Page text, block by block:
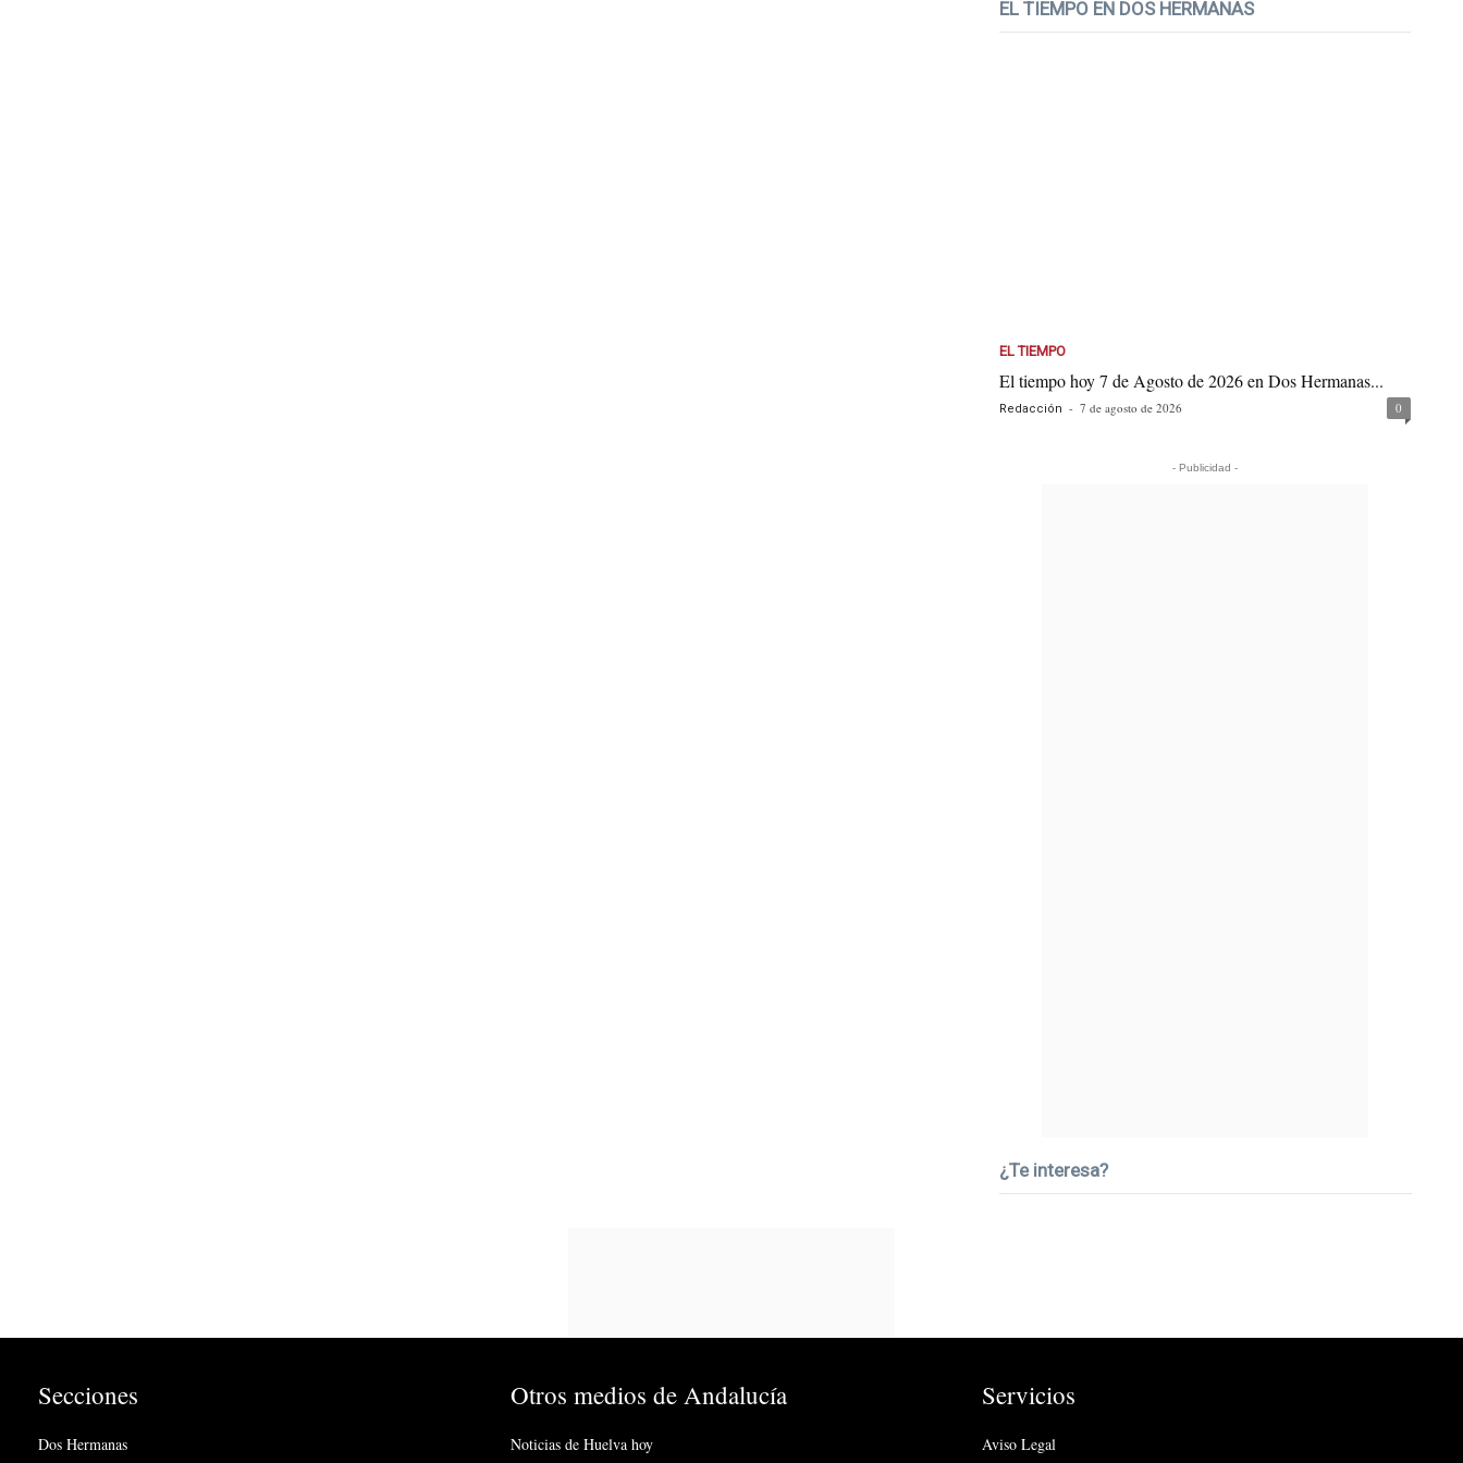
EL TIEMPO EN DOS HERMANAS
EL TIEMPO
El tiempo hoy 7 de Agosto de 2026 en Dos Hermanas...
Redacción - 7 de agosto de 2026 0
- Publicidad -
¿Te interesa?
Secciones
Dos Hermanas
Otros medios de Andalucía
Noticias de Huelva hoy
Servicios
Aviso Legal